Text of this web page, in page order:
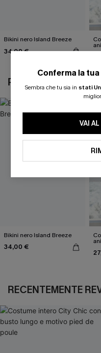
Bikini nero Island Breeze
34,00 €
POTREBBE
Bikini nero Island Breeze
34,00 €
RECENTEMENTE
Conferma la
Sembra che tu sia in stati
VAI